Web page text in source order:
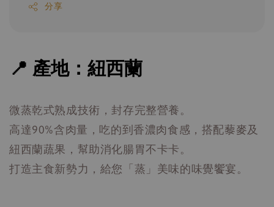
分享
📍 產地：紐西蘭
微蒸乾式熟成技術，封存完整營養。
高達90%含肉量，吃的到香濃肉食感，搭配藜麥及
紐西蘭蔬果，幫助消化腸胃不卡卡。
打造主食新勢力，給您「蒸」美味的味覺饗宴。